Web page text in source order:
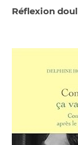
Réflexion